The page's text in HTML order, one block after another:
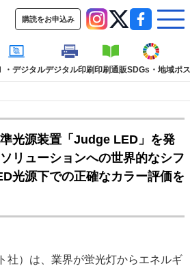
購読をお申込み
・デジタルデジタル印刷印刷通販SDGs・地域ポ
記事
動画コンテンツ
ション
ジタル デジタル印刷
印刷通販
動・訃報
光源装置「Judge LED」を発
リューションへの世界的なシフ
光源下での正確なカラー評価を
社）は、業界が蛍光灯からエネルギ